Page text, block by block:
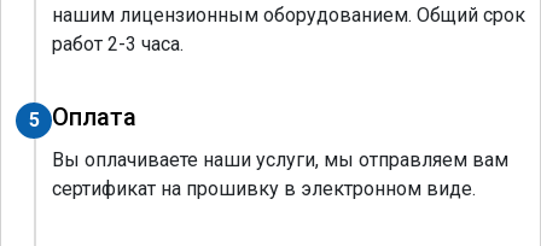
нашим лицензионным оборудованием. Общий срок
работ 2-3 часа.
5 Оплата
Вы оплачиваете наши услуги, мы отправляем вам
сертификат на прошивку в электронном виде.